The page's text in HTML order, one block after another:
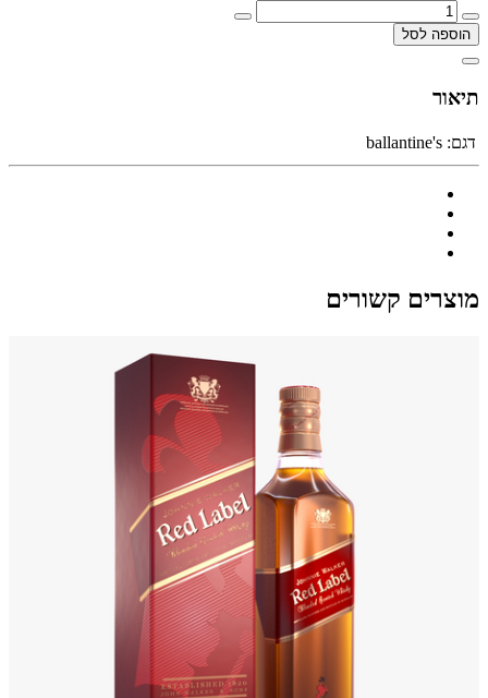
הוספה לסל
תיאור
דגם: ballantine's
מוצרים קשורים